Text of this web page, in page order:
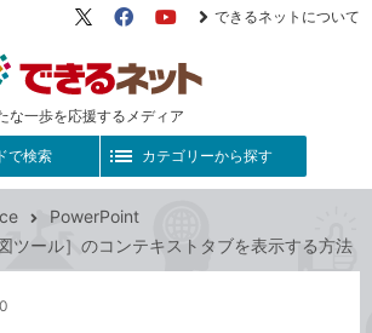
な一歩を応援するメディア
X（旧
FacebookYouTube
できるネットについて
で検索 カテゴリーから探す
PowerPoint
ツール］のコンテキストタブを表示する方法